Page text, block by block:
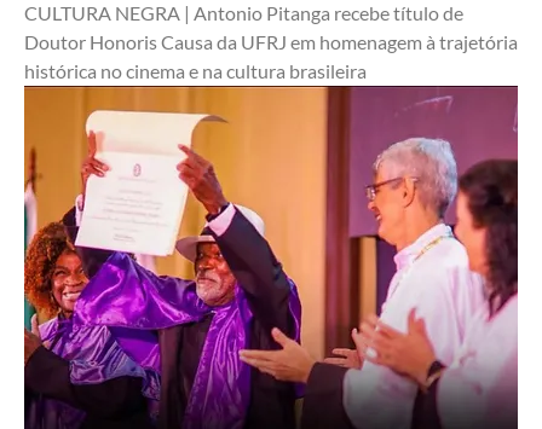
CULTURA NEGRA | Antonio Pitanga recebe título de
Doutor Honoris Causa da UFRJ em homenagem à trajetória
histórica no cinema e na cultura brasileira